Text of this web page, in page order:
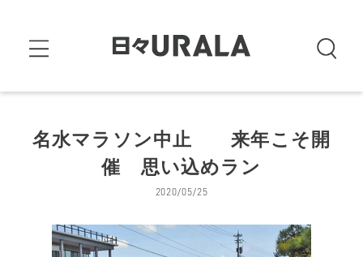
名水マラソン中止 来年こそ開
催 思い込めラン
2020/05/25